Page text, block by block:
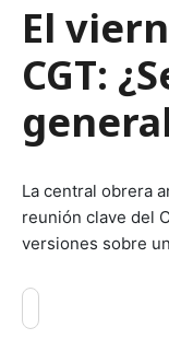
El
CGT:
La central obrera
reunión clave del
versiones sobre